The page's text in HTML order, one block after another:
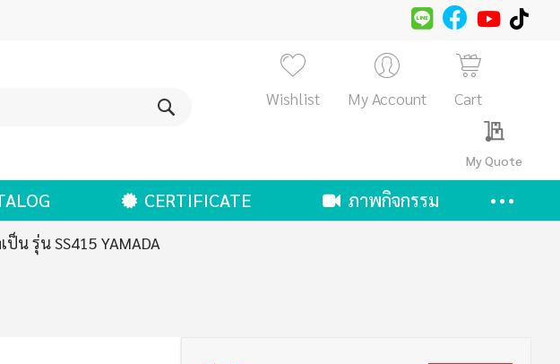
My Quote
Wishlist My Account Cart
CERTIFICATE ภาพกิจกรรม
รุ่น SS415 YAMADA